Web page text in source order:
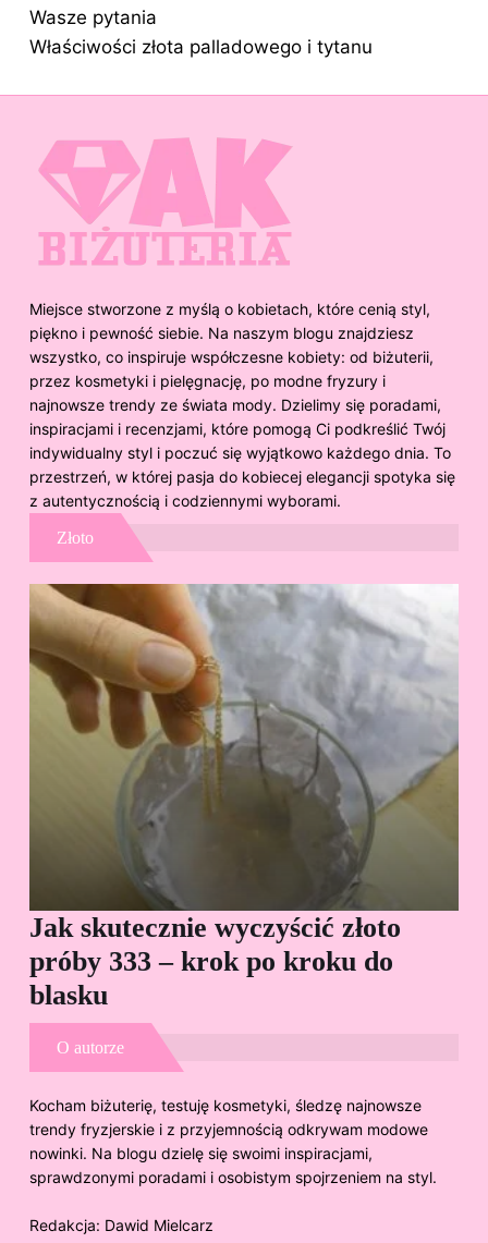
Wasze pytania
Właściwości złota palladowego i tytanu
Miejsce stworzone z myślą o kobietach, które cenią styl,
piękno i pewność siebie. Na naszym blogu znajdziesz
wszystko, co inspiruje współczesne kobiety: od biżuterii,
przez kosmetyki i pielęgnację, po modne fryzury i
najnowsze trendy ze świata mody. Dzielimy się poradami,
inspiracjami i recenzjami, które pomogą Ci podkreślić Twój
indywidualny styl i poczuć się wyjątkowo każdego dnia. To
przestrzeń, w której pasja do kobiecej elegancji spotyka się
z autentycznością i codziennymi wyborami.
Złoto
Jak skutecznie wyczyścić złoto
próby 333 – krok po kroku do
blasku
O autorze
Kocham biżuterię, testuję kosmetyki, śledzę najnowsze
trendy fryzjerskie i z przyjemnością odkrywam modowe
nowinki. Na blogu dzielę się swoimi inspiracjami,
sprawdzonymi poradami i osobistym spojrzeniem na styl.
Redakcja: Dawid Mielcarz